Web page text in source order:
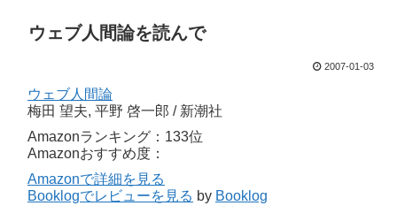
ウェブ人間論を読んで
2007-01-03
ウェブ人間論
梅田 望夫, 平野 啓一郎 / 新潮社
Amazonランキング：133位
Amazonおすすめ度：
Amazonで詳細を見る
Booklogでレビューを見る by Booklog